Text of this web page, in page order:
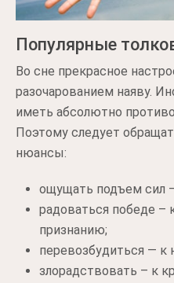
Популярные
Во сне прекрасное
разочарованием наяву.
иметь абсолютно
Поэтому следует
нюансы:
ощущать подъем сил
радоваться победе –
признанию;
перевозбудиться — к
злорадствовать – к